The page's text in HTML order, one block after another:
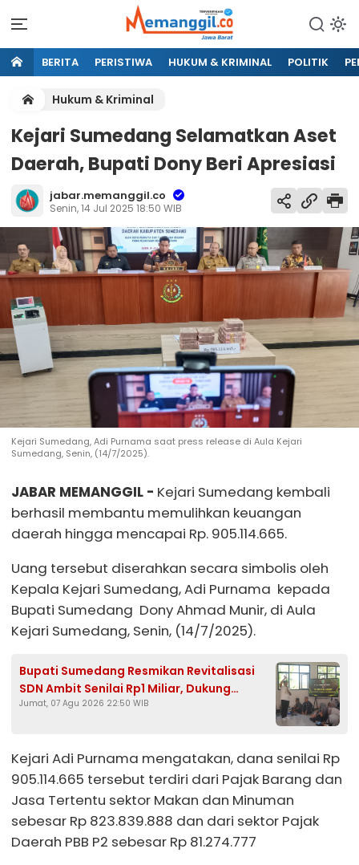
BERITA PERISTIWA HUKUM & KRIMINAL POLITIK
Hukum & Kriminal
Kejari Sumedang Selamatkan Aset
Daerah, Bupati Dony Beri Apresiasi
jabar.memanggil.co
Senin, 14 Jul 2025 18:50 WIB
Kejari Sumedang, Adi Purnama saat press release di Aula Kejari
Sumedang, Senin, (14/7/2025).
JABAR MEMANGGIL - Kejari Sumedang kembali
berhasil membantu memulihkan keuangan
daerah hingga mencapai Rp. 905.114.665.
Uang tersebut diserahkan secara simbolis oleh
Kepala Kejari Sumedang, Adi Purnama kepada
Bupati Sumedang Dony Ahmad Munir, di Aula
Kejari Sumedang, Senin, (14/7/2025).
Bupati Sumedang Resmikan Revitalisasi
SDN Ambit Senilai Rp1 Miliar, Dukung
Program Presiden Prabowo
Jumat, 07 Agu 2026 22:50 WIB
Kejari Adi Purnama mengatakan, dana senilai Rp
905.114.665 tersebut terdiri dari Pajak Barang dan
Jasa Tertentu sektor Makan dan Minuman
sebesar Rp 823.839.888 dan dari sektor Pajak
Daerah PBB P2 sebesar Rp 81.274.777